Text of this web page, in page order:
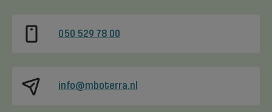
050 529 78 00
info@mboterra.nl